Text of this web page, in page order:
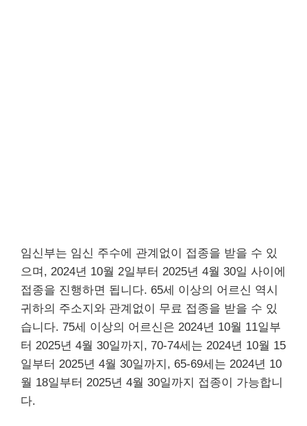
임신부는 임신 주수에 관계없이 접종을 받을 수 있
으며, 2024년 10월 2일부터 2025년 4월 30일 사이에
접종을 진행하면 됩니다. 65세 이상의 어르신 역시
귀하의 주소지와 관계없이 무료 접종을 받을 수 있
습니다. 75세 이상의 어르신은 2024년 10월 11일부
터 2025년 4월 30일까지, 70-74세는 2024년 10월 15
일부터 2025년 4월 30일까지, 65-69세는 2024년 10
월 18일부터 2025년 4월 30일까지 접종이 가능합니
다.